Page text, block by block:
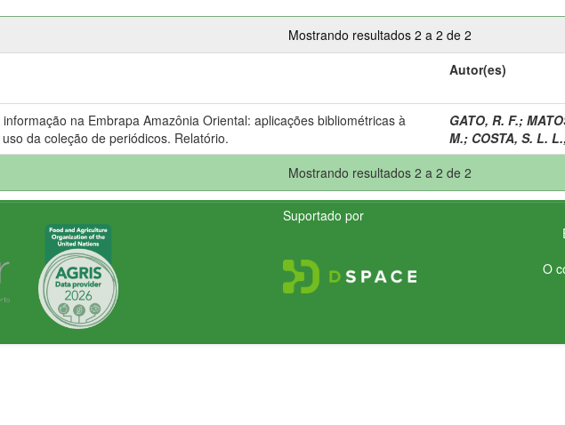
Mostrando resultados 2 a 2 de 2
Autor(es)
na Embrapa Amazônia Oriental: aplicações bibliométricas à
da coleção de periódicos. Relatório.
GATO, R. F.;
M.; COSTA, S. L. L.
Mostrando resultados 2 a 2 de 2
Suportado por
O